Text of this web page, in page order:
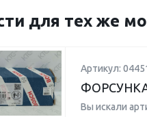
для тех же
Артикул:
Вы искали